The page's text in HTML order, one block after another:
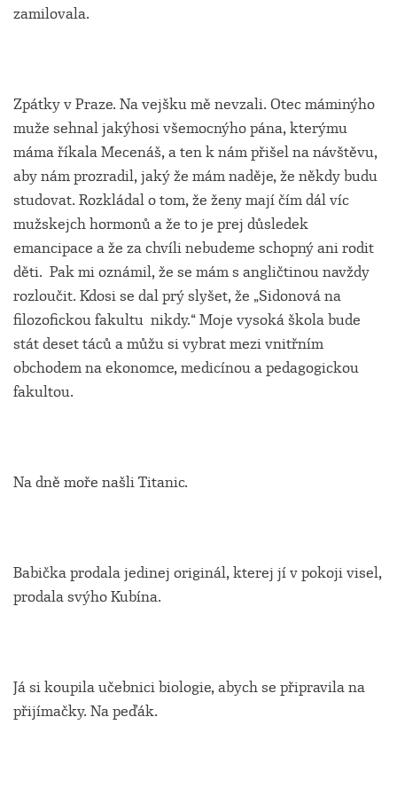
zamilovala.
Zpátky v Praze. Na vejšku mě nevzali. Otec máminýho
muže sehnal jakýhosi všemocnýho pána, kterýmu
máma říkala Mecenáš, a ten k nám přišel na návštěvu,
aby nám prozradil, jaký že mám naděje, že někdy budu
studovat. Rozkládal o tom, že ženy mají čím dál víc
mužskejch hormonů a že to je prej důsledek
emancipace a že za chvíli nebudeme schopný ani rodit
děti. Pak mi oznámil, že se mám s angličtinou navždy
rozloučit. Kdosi se dal prý slyšet, že „Sidonová na
filozofickou fakultu nikdy.“ Moje vysoká škola bude
stát deset táců a můžu si vybrat mezi vnitřním
obchodem na ekonomce, medicínou a pedagogickou
fakultou.
Na dně moře našli Titanic.
Babička prodala jedinej originál, kterej jí v pokoji visel,
prodala svýho Kubína.
Já si koupila učebnici biologie, abych se připravila na
přijímačky. Na peďák.